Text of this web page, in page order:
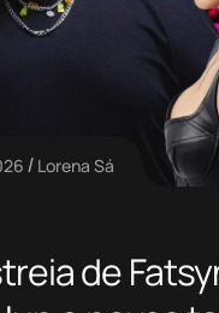
Lorena Sá
de